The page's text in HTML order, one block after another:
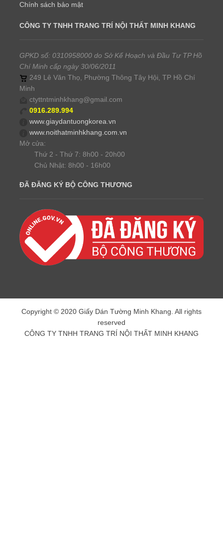
Chính sách bảo mật
CÔNG TY TNHH TRANG TRÍ NỘI THẤT MINH KHANG
GPKD số: 0310958000 do Sở Kế Hoạch và Đầu Tư TP Hồ
Chí Minh cấp ngày 30/06/2011
249 Lê Văn Thọ, Phường Thông Tây Hội, TP Hồ Chí
Minh
ctyttntminhkhang@gmail.com
0916.289.994
www.giaydantuongkorea.vn
www.noithatminhkhang.com.vn
Mở cửa:
Thứ 2 - Thứ 7: 8h00 - 20h00
Chủ Nhật: 8h00 - 16h00
ĐÃ ĐĂNG KÝ BỘ CÔNG THƯƠNG
Copyright © 2020 Giấy Dán Tường Minh Khang. All rights
reserved
CÔNG TY TNHH TRANG TRÍ NỘI THẤT MINH KHANG